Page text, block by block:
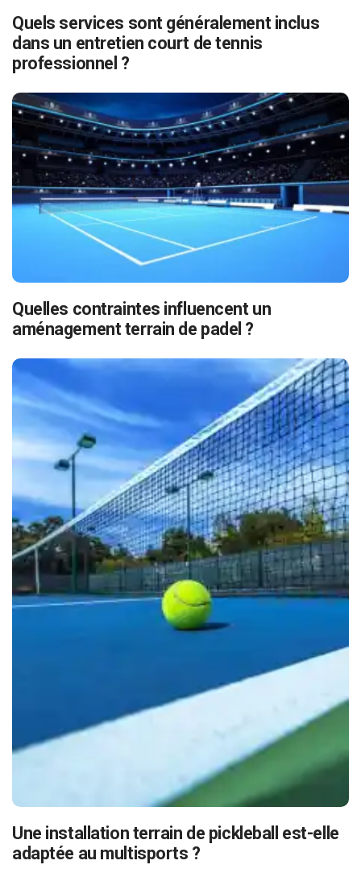
Quels services sont généralement inclus
dans un entretien court de tennis
professionnel ?
Quelles contraintes influencent un
aménagement terrain de padel ?
Une installation terrain de pickleball est-elle
adaptée au multisports ?